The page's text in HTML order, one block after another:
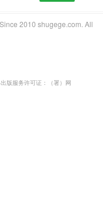
2010 shugege.com. All
版服务许可证：（署）网